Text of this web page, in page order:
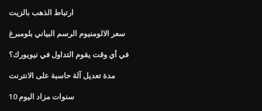
ارتباط الذهب بالزيت
سعر الالومنيوم الرسم البياني بلومبرغ
في أي وقت يقوم التداول في نيويورك؟
مدة تعديل آلة حاسبة على الانترنت
10 سنوات مزاد اليوم